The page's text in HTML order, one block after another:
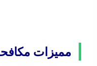
مميزات